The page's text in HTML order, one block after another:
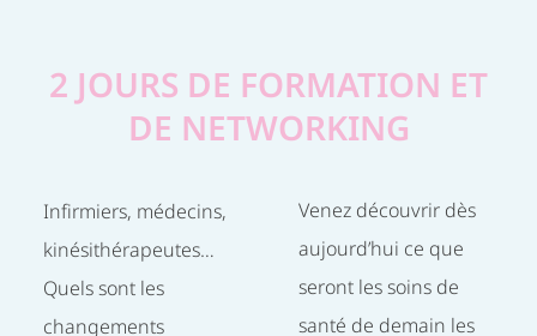
2 JOURS DE FORMATION ET
DE NETWORKING
Infirmiers, médecins,
kinésithérapeutes…
Quels sont les
changements
Venez découvrir dès
aujourd’hui ce que
seront les soins de
santé de demain les